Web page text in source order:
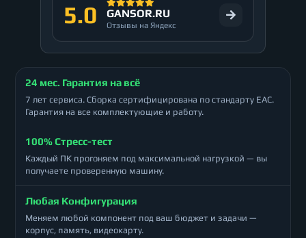
5.0 GANSOR.RU
Отзывы на Яндекс
24 мес. Гарантия на всё
7 лет сервиса. Сборка сертифицирована по стандарту ЕАС.
Гарантия на все комплектующие и работу.
100% Стресс-тест
Каждый ПК прогоняем под максимальной нагрузкой — вы
получаете проверенную машину.
Любая Конфигурация
Меняем любой компонент под ваш бюджет и задачи —
корпус, память, видеокарту.